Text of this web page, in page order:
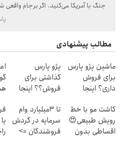
جنگ با آمریکا می‌کنید. اگر برجام
مطالب پیشنهادی
ماشین پژو پارس
برای فروش
داری؟ اینجا
پژو پارس
گذاشتی برای
فروش؟؟ اینجا
کاشت مو با خط
رویش طبیعی😍
اقساطی بدون
تا 3میلیارد وام
سرمایه در گردش
فروشندگان =>